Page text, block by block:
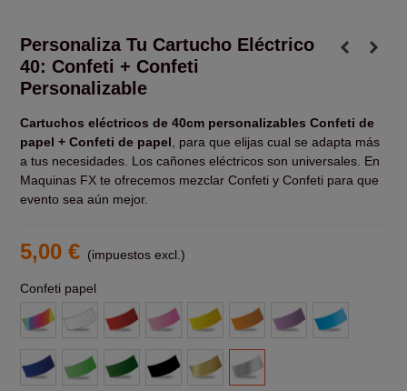
Personaliza Tu Cartucho Eléctrico
40: Confeti + Confeti
Personalizable
Cartuchos eléctricos de 40cm personalizables Confeti de
papel + Confeti de papel , para que elijas cual se adapta más
a tus necesidades. Los cañones eléctricos son universales. En
Maquinas FX te ofrecemos mezclar Confeti y Confeti para que
evento sea aún mejor.
5,00 € (impuestos excl.)
Confeti papel
MulticolorBlanco Rojo Rosa Amarillo Naranja Morado
Azul
claro
Azul
Verde
claro
Verde
Oscuro
Negro Oro Plata